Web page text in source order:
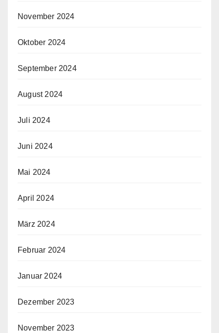
November 2024
Oktober 2024
September 2024
August 2024
Juli 2024
Juni 2024
Mai 2024
April 2024
März 2024
Februar 2024
Januar 2024
Dezember 2023
November 2023